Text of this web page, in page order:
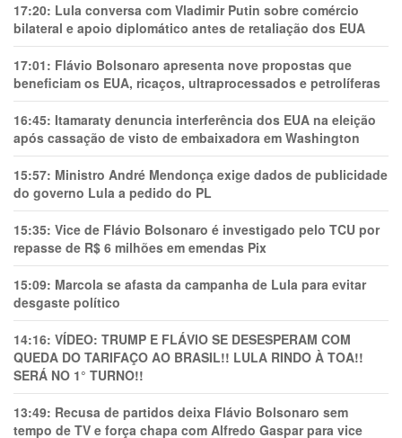
17:20: Lula conversa com Vladimir Putin sobre comércio
bilateral e apoio diplomático antes de retaliação dos EUA
17:01: Flávio Bolsonaro apresenta nove propostas que
beneficiam os EUA, ricaços, ultraprocessados e petrolíferas
16:45: Itamaraty denuncia interferência dos EUA na eleição
após cassação de visto de embaixadora em Washington
15:57: Ministro André Mendonça exige dados de publicidade
do governo Lula a pedido do PL
15:35: Vice de Flávio Bolsonaro é investigado pelo TCU por
repasse de R$ 6 milhões em emendas Pix
15:09: Marcola se afasta da campanha de Lula para evitar
desgaste político
14:16: VÍDEO: TRUMP E FLÁVIO SE DESESPERAM COM
QUEDA DO TARIFAÇO AO BRASIL!! LULA RINDO À TOA!!
SERÁ NO 1° TURNO!!
13:49: Recusa de partidos deixa Flávio Bolsonaro sem
tempo de TV e força chapa com Alfredo Gaspar para vice